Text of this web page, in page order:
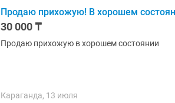
Продаю прихожую! В хорошем
30 000 ₸
Продаю прихожую в хорошем состоянии
Караганда, 13 июля